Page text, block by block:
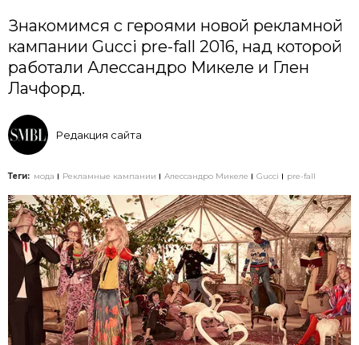
Знакомимся с героями новой рекламной
кампании Gucci pre-fall 2016, над которой
работали Алеccандро Микеле и Глен
Лачфорд.
Редакция сайта
Теги: мода Рекламные кампании Алессандро Микеле Gucci pre-fall